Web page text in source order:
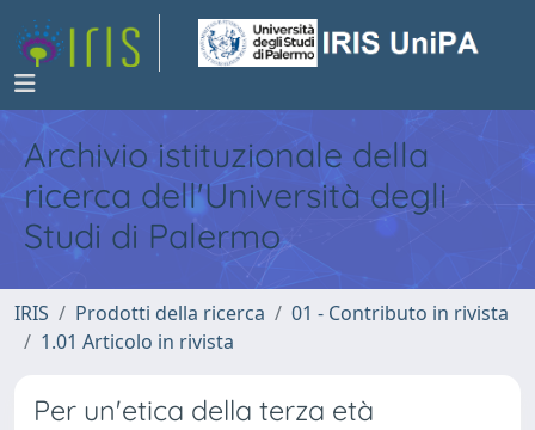
Archivio istituzionale della
ricerca dell'Università degli
Studi di Palermo
IRIS Prodotti della ricerca
01 - Contributo in rivista
1.01 Articolo in rivista
Per un'etica della terza età